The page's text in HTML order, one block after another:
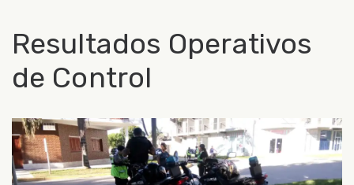
Resultados Operativos
de Control